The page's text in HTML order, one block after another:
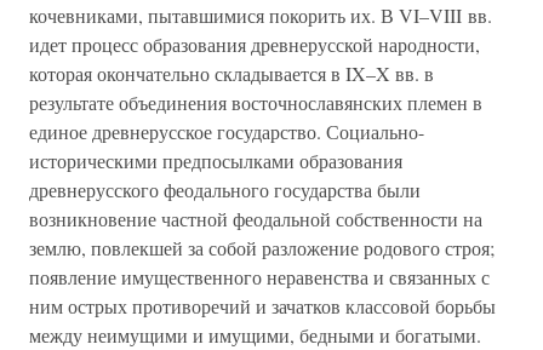
кочевниками, пытавшимися покорить их. В VI–VIII вв.
идет процесс образования древнерусской народности,
которая окончательно складывается в IX–X вв. в
результате объединения восточнославянских племен в
единое древнерусское государство. Социально-
историческими предпосылками образования
древнерусского феодального государства были
возникновение частной феодальной собственности на
землю, повлекшей за собой разложение родового строя;
появление имущественного неравенства и связанных с
ним острых противоречий и зачатков классовой борьбы
между неимущими и имущими, бедными и богатыми.